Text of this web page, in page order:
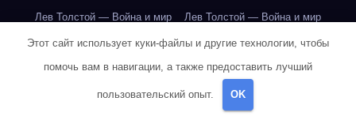
Лев Толстой — Война и мир Лев Толстой — Война и мир
Лев Толстой — Война и мир Лев Толстой — Война и мир
Лев Толстой — Война и мир
Этот сайт использует куки-файлы и другие технологии, чтобы
помочь вам в навигации, а также предоставить лучший
пользовательский опыт. OK